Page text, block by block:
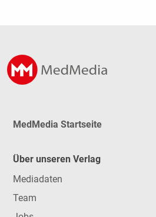
MedMedia Startseite
Über unseren Verlag
Mediadaten
Team